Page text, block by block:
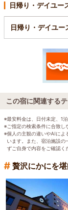
日帰り・デイユー
日帰り・デイユー
この宿に関連する
※最安料金は、日付未定、1
※ご指定の検索条件に合致し
※個人の主観の違いやAIによ
います。また、宿泊施設の
ずご自身で内容をご確認く
# 贅沢にかにを